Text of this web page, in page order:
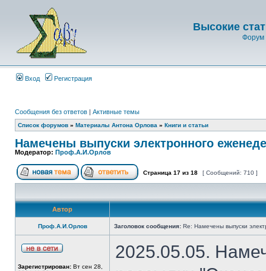
Высокие
Форум
Вход Регистрация
Сообщения без ответов | Активные темы
Список форумов » Материалы Антона Орлова » Книги и статьи
Намечены выпуски электронного
Модератор: Проф.А.И.Орлов
Страница 17 из 18 [ Сообщений: 710 ]
Автор
Проф.А.И.Орлов Заголовок сообщения: Re: Намечены выпуски
Зарегистрирован: Вт сен 28,
2025.05.05.